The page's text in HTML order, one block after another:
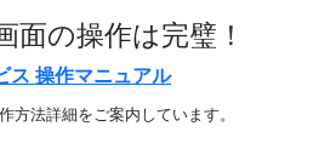
面の操作は完璧！
ス 操作マニュアル
方法詳細をご案内しています。